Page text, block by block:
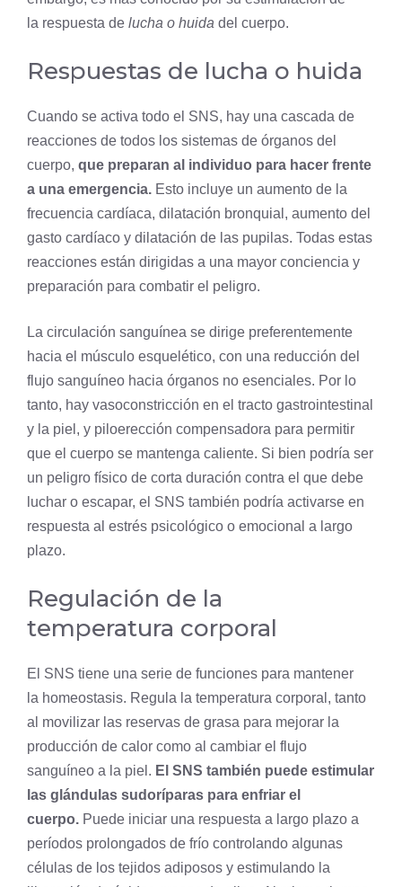
la respuesta de lucha o huida del cuerpo.
Respuestas de lucha o huida
Cuando se activa todo el SNS, hay una cascada de
reacciones de todos los sistemas de órganos del
cuerpo, que preparan al individuo para hacer frente
a una emergencia. Esto incluye un aumento de la
frecuencia cardíaca, dilatación bronquial, aumento del
gasto cardíaco y dilatación de las pupilas. Todas estas
reacciones están dirigidas a una mayor conciencia y
preparación para combatir el peligro.
La circulación sanguínea se dirige preferentemente
hacia el músculo esquelético, con una reducción del
flujo sanguíneo hacia órganos no esenciales. Por lo
tanto, hay vasoconstricción en el tracto gastrointestinal
y la piel , y piloerección compensadora para permitir
que el cuerpo se mantenga caliente. Si bien podría ser
un peligro físico de corta duración contra el que debe
luchar o escapar, el SNS también podría activarse en
respuesta al estrés psicológico o emocional a largo
plazo.
Regulación de la
temperatura corporal
El SNS tiene una serie de funciones para mantener
la homeostasis. Regula la temperatura corporal, tanto
al movilizar las reservas de grasa para mejorar la
producción de calor como al cambiar el flujo
sanguíneo a la piel. El SNS también puede estimular
las glándulas sudoríparas para enfriar el
cuerpo. Puede iniciar una respuesta a largo plazo a
períodos prolongados de frío controlando algunas
células de los tejidos adiposos y estimulando la